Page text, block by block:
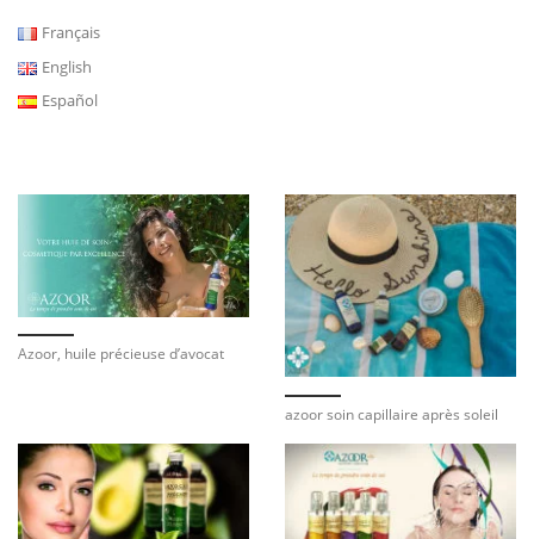
Français
English
Español
Azoor, huile précieuse d’avocat
azoor soin capillaire après soleil